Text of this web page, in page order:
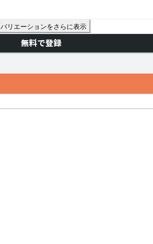
バリエーションをさらに表示
無料で登録